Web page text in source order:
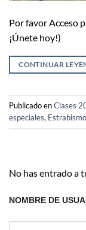
Por favor Acceso
¡Únete hoy!)
CONTINUAR
Publicado enClases
especiales, Estrabismo
No has entrado a
NOMBRE DE